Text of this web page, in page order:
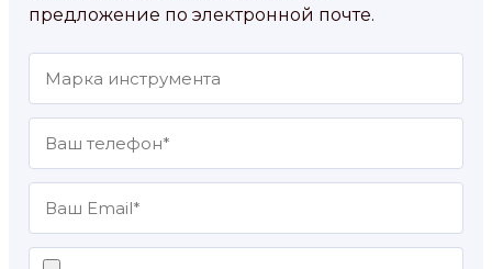
предложение по электронной почте.